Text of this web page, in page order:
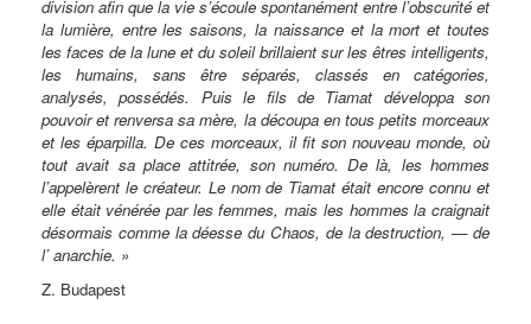
division afin que la vie s’écoule spontanément entre l’obscurité et
la lumière, entre les saisons, la naissance et la mort et toutes
les faces de la lune et du soleil brillaient sur les êtres intelligents,
les humains, sans être séparés, classés en catégories,
analysés, possédés. Puis le fils de Tiamat développa son
pouvoir et renversa sa mère, la découpa en tous petits morceaux
et les éparpilla. De ces morceaux, il fit son nouveau monde, où
tout avait sa place attitrée, son numéro. De là, les hommes
l’appelèrent le créateur. Le nom de Tiamat était encore connu et
elle était vénérée par les femmes, mais les hommes la craignait
désormais comme la déesse du Chaos, de la destruction, — de
l’ anarchie. »
Z. Budapest